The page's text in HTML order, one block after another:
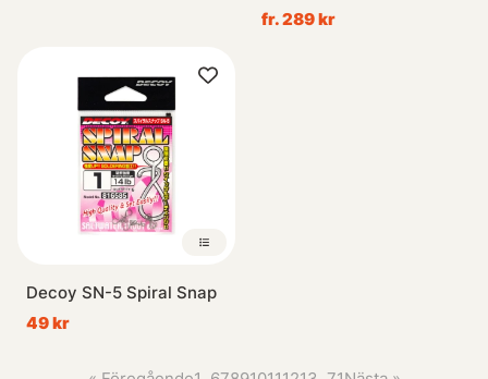
fr. 289 kr
Decoy SN-5 Spiral Snap
49 kr